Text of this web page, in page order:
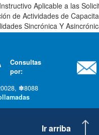
Instructivo Aplicable a las
de Actividades de
Sincrónica Y
Consultas
por:
✽8088
Ir arriba